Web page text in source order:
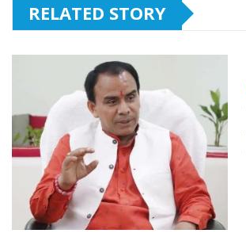
RELATED STORY